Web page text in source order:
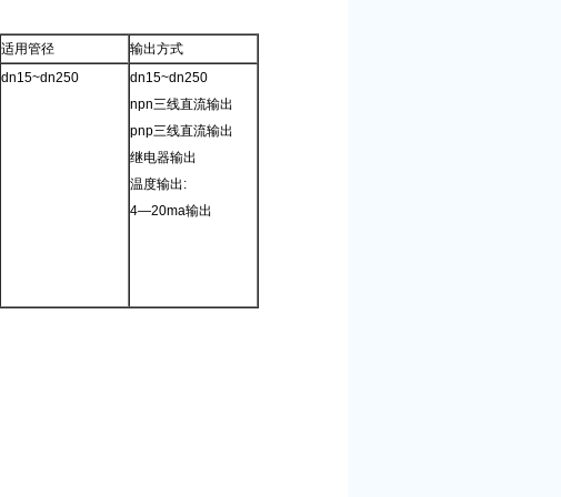
适用管径
输出方式
dn15~dn250
dn15~dn250
npn三线直流输出
pnp三线直流输出
继电器输出
温度输出:
4—20ma输出